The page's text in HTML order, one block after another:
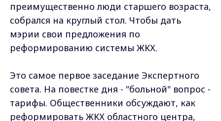
преимущественно люди старшего возраста,
собрался на круглый стол. Чтобы дать
мэрии свои предложения по
реформированию системы ЖКХ.
Это самое первое заседание Экспертного
совета. На повестке дня - "больной" вопрос -
тарифы. Общественники обсуждают, как
реформировать ЖКХ областного центра,